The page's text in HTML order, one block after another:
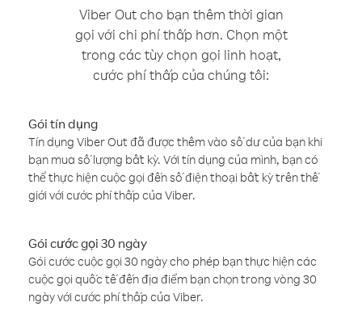
Viber Out cho bạn thêm thời gian
gọi với chi phí thấp hơn. Chọn một
trong các tùy chọn gọi linh hoạt,
cước phí thấp của chúng tôi:
Gói tín dụng
Tín dụng Viber Out đã được thêm vào số dư của bạn khi
bạn mua số lượng bất kỳ. Với tín dụng của mình, bạn có
thể thực hiện cuộc gọi đến số điện thoại bất kỳ trên thế
giới với cước phí thấp của Viber.
Gói cước gọi 30 ngày
Gói cước cuộc gọi 30 ngày cho phép bạn thực hiện các
cuộc gọi quốc tế đến địa điểm bạn chọn trong vòng 30
ngày với cước phí thấp của Viber.